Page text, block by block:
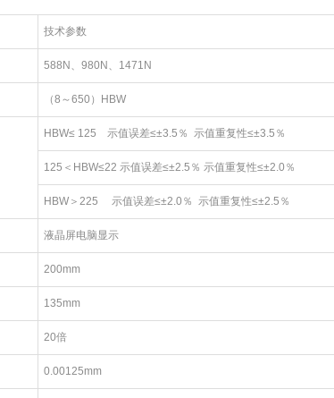
技术参数
588N、980N、1471N
（8～650）HBW
HBW≤ 125 示值误差≤±3.5％ 示值重复性≤±3.5％
125＜HBW≤22 示值误差≤±2.5％ 示值重复性≤±2.0％
HBW＞225 示值误差≤±2.0％ 示值重复性≤±2.5％
液晶屏电脑显示
200mm
135mm
20倍
0.00125mm